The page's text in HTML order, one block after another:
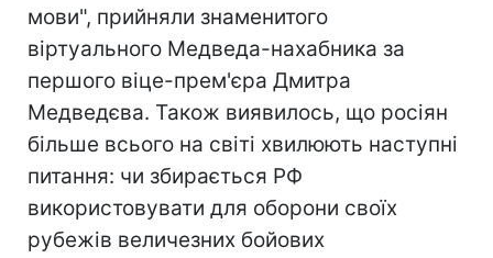
мови", прийняли знаменитого
віртуального Медведа-нахабника за
першого віце-прем'єра Дмитра
Медведєва. Також виявилось, що росіян
більше всього на світі хвилюють наступні
питання: чи збирається РФ
використовувати для оборони своїх
рубежів величезних бойових